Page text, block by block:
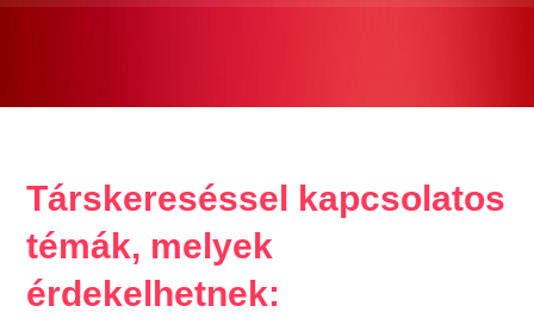
Társkereséssel kapcsolatos
témák, melyek
érdekelhetnek: